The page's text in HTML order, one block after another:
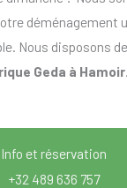
déménagement
Nous disposons de
Geda à Hamoir.
Info et réservation
+32 489 636 757